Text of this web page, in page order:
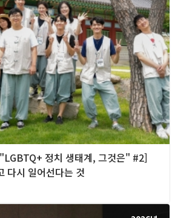
정치 생태계, 그것은" #2]
다시 일어선다는 것